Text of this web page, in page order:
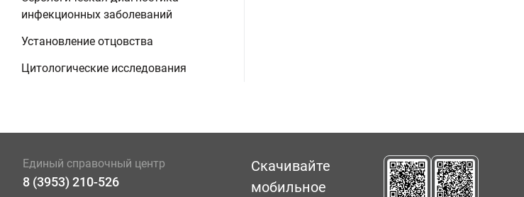
инфекционных заболеваний
Установление отцовства
Цитологические исследования
Единый справочный центр
8 (3953) 210-526
Скачивайте
мобильное